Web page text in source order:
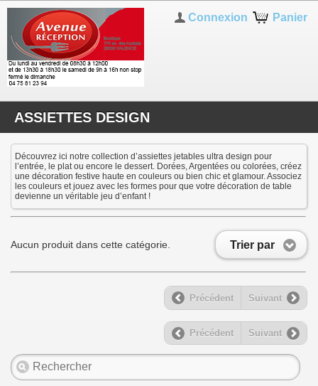
Panier
Connexion
ASSIETTES DESIGN
Découvrez ici notre collection d’assiettes jetables ultra design pour
l’entrée, le plat ou encore le dessert. Dorées, Argentées ou colorées, créez
une décoration festive haute en couleurs ou bien chic et glamour. Associez
les couleurs et jouez avec les formes pour que votre décoration de table
devienne un véritable jeu d’enfant !
Trier par
Aucun produit dans cette catégorie.
Précédent Suivant
Précédent Suivant